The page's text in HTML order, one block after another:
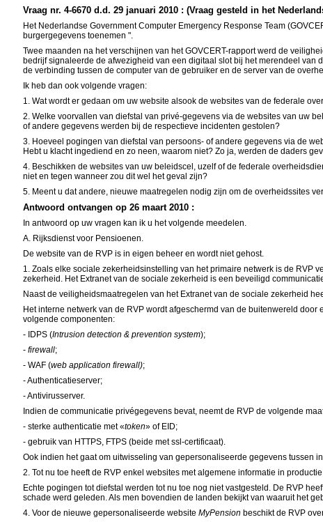
Vraag nr. 4-6670 d.d. 29 januari 2010 : (Vraag gesteld in het
Het Nederlandse Government Computer Emergency Response Team
burgergegevens toenemen ".
Twee maanden na het verschijnen van het GOVCERT-rapport werd de
bedrijf signaleerde de afwezigheid van een digitaal slot bij het merendeel van
de verbinding tussen de computer van de gebruiker en de server van de
Ik heb dan ook volgende vragen:
1. Wat wordt er gedaan om uw website alsook de websites van de federale
2. Welke voorvallen van diefstal van privé-gegevens via de websites van uw
of andere gegevens werden bij de respectieve incidenten gestolen?
3. Hoeveel pogingen van diefstal van persoons- of andere gegevens via de
Hebt u klacht ingediend en zo neen, waarom niet? Zo ja, werden de daders
4. Beschikken de websites van uw beleidscel, uzelf of de federale
niet en tegen wanneer zou dit wel het geval zijn?
5. Meent u dat andere, nieuwe maatregelen nodig zijn om de overheidssites
Antwoord ontvangen op 26 maart 2010 :
In antwoord op uw vragen kan ik u het volgende meedelen.
A. Rijksdienst voor Pensioenen.
De website van de RVP is in eigen beheer en wordt niet gehost.
1. Zoals elke sociale zekerheidsinstelling van het primaire netwerk is de RVP
zekerheid. Het Extranet van de sociale zekerheid is een beveiligd
Naast de veiligheidsmaatregelen van het Extranet van de sociale zekerheid
Het interne netwerk van de RVP wordt afgeschermd van de buitenwereld
volgende componenten:
- IDPS (Intrusion detection & prevention system);
-firewall;
- WAF (web application firewall);
- Authenticatieserver;
- Antivirusserver.
Indien de communicatie privégegevens bevat, neemt de RVP de volgende
- sterke authenticatie met «token» of EID;
- gebruik van HTTPS, FTPS (beide met ssl-certificaat).
Ook indien het gaat om uitwisseling van gepersonaliseerde gegevens tussen
2. Tot nu toe heeft de RVP enkel websites met algemene informatie in
Echte pogingen tot diefstal werden tot nu toe nog niet vastgesteld. De RVP
schade werd geleden. Als men bovendien de landen bekijkt van waaruit het
4. Voor de nieuwe gepersonaliseerde websiteMyPension beschikt de RVP